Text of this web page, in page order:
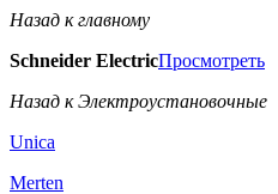
Назад к главному
Schneider ElectricПросмотреть
Назад к Электроустановочные
Unica
Merten